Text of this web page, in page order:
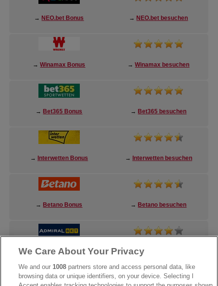
→ NEO.bet Bonus → NEO.bet besuchen
→Winamax Bonus →Winamax besuchen
→ Bet365 Bonus → Bet365 besuchen
→ Interwetten Bonus → Interwetten besuchen
→ Betano Bonus → Betano besuchen
→AdmiralBet Bonus →AdmiralBet besuchen
We Care About Your Privacy
We and our1008 partners store and access personal data, like
browsing data or unique identifiers, on your device. Selecting I